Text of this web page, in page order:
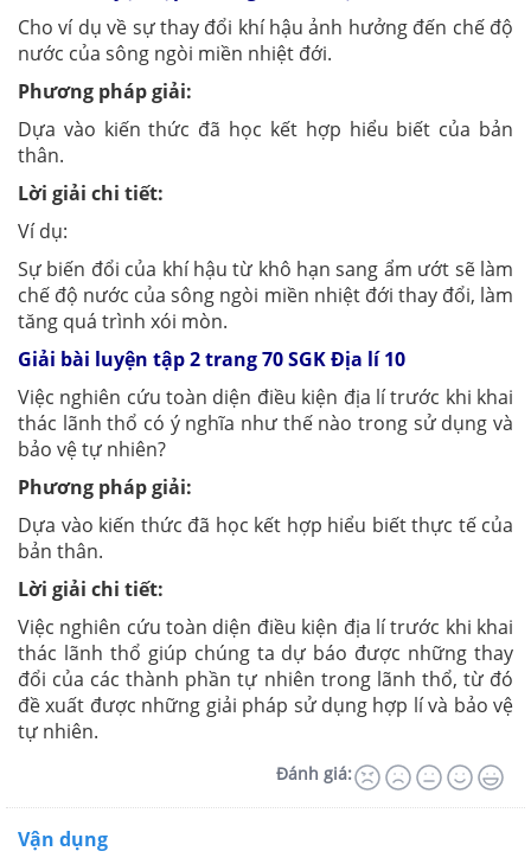
Cho ví dụ về sự thay đổi khí hậu ảnh hưởng đến chế độ
nước của sông ngòi miền nhiệt đới.
Phương pháp giải:
Dựa vào kiến thức đã học kết hợp hiểu biết của bản
thân.
Lời giải chi tiết:
Ví dụ:
Sự biến đổi của khí hậu từ khô hạn sang ẩm ướt sẽ làm
chế độ nước của sông ngòi miền nhiệt đới thay đổi, làm
tăng quá trình xói mòn.
Giải bài luyện tập 2 trang 70 SGK Địa lí 10
Việc nghiên cứu toàn diện điều kiện địa lí trước khi khai
thác lãnh thổ có ý nghĩa như thế nào trong sử dụng và
bảo vệ tự nhiên?
Phương pháp giải:
Dựa vào kiến thức đã học kết hợp hiểu biết thực tế của
bản thân.
Lời giải chi tiết:
Việc nghiên cứu toàn diện điều kiện địa lí trước khi khai
thác lãnh thổ giúp chúng ta dự báo được những thay
đổi của các thành phần tự nhiên trong lãnh thổ, từ đó
đề xuất được những giải pháp sử dụng hợp lí và bảo vệ
tự nhiên.
Đánh giá:
Vận dụng